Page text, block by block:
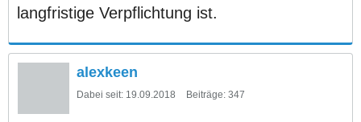
langfristige Verpflichtung ist.
alexkeen
Dabei seit: 19.09.2018 Beiträge: 347